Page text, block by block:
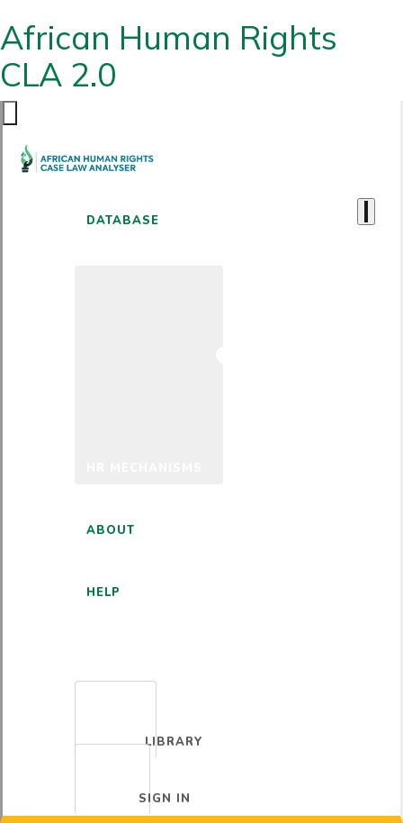
African Human Rights
CLA 2.0
DATABASE
ABOUT
HELP
LIBRARY
SIGN IN